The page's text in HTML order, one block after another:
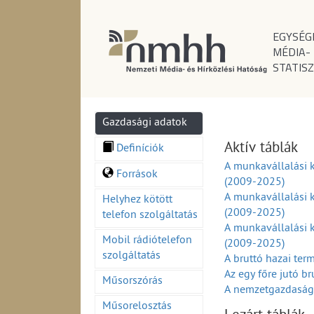
MÉDIA-
Gazdasági adatok
Definíciók
Források
Helyhez kötött
telefon szolgáltatás
Mobil rádiótelefon
szolgáltatás
Műsorszórás
Műsorelosztás
Aktív táblák
A munkavállalási
(2009-2025)
A munkavállalási
(2009-2025)
A munkavállalási
(2009-2025)
A bruttó hazai
Az egy főre jutó
A
A